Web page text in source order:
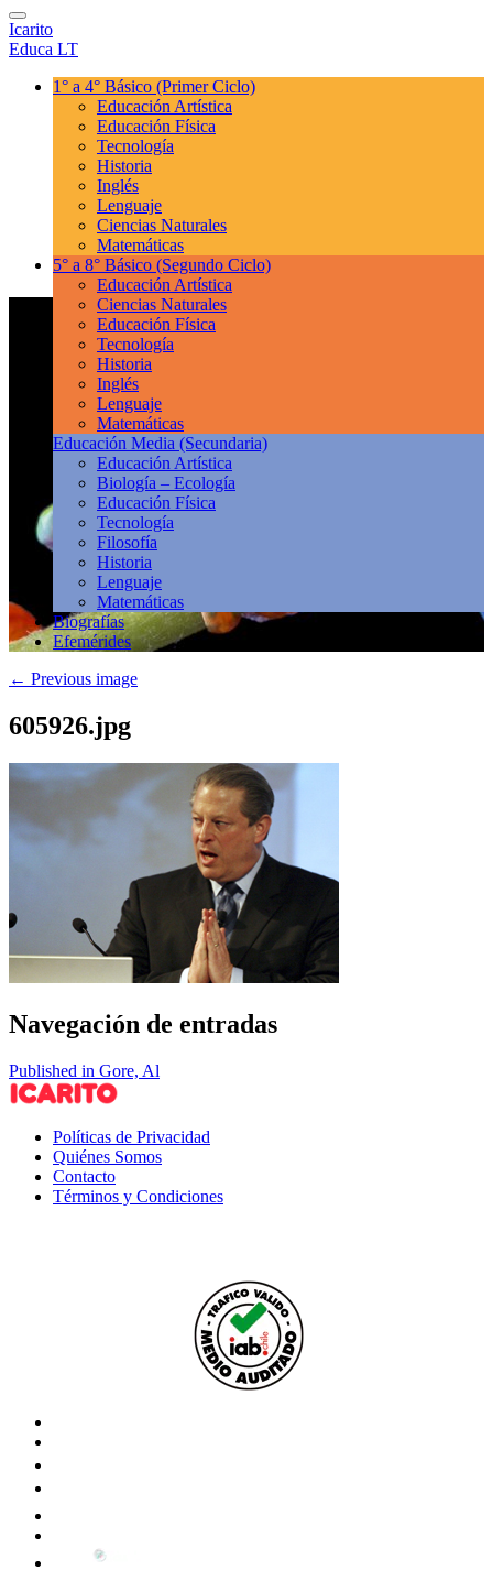
Icarito
Educa LT
1° a 4° Básico (Primer Ciclo)
Educación Artística
Educación Física
Tecnología
Historia
Inglés
Lenguaje
Ciencias Naturales
Matemáticas
5° a 8° Básico (Segundo Ciclo)
Educación Artística
Ciencias Naturales
Educación Física
Tecnología
Historia
Inglés
Lenguaje
Matemáticas
Educación Media (Secundaria)
Educación Artística
Biología – Ecología
Educación Física
Tecnología
Filosofía
Historia
Lenguaje
Matemáticas
Biografías
Efemérides
← Previous image
605926.jpg
Navegación de entradas
Published in Gore, Al
Políticas de Privacidad
Quiénes Somos
Contacto
Términos y Condiciones